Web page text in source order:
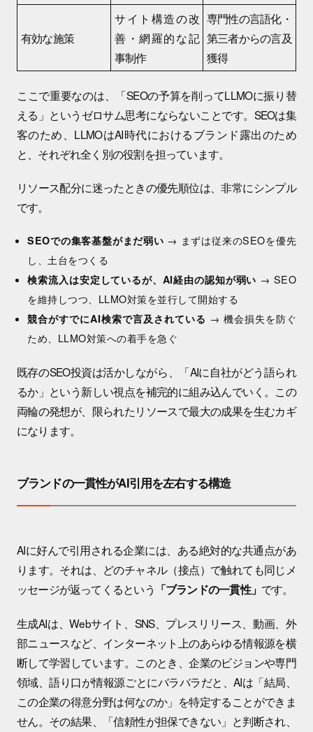
有効な施策
サイト構造の改
善・網羅的な記
事制作
専門性の言語化・
第三者からの言及
獲得
ここで重要なのは、「SEOの予算を削ってLLMOに振り替
える」というゼロサム思考にならないことです。SEOは集
客のため、LLMOはAI時代におけるブランド露出のため
と、それぞれ全く別の役割を担っています。
リソース配分に迷ったときの優先順位は、非常にシンプル
です。
SEOでの集客基盤がまだ弱い → まずは従来のSEOを優先
し、土台をつくる
検索流入は安定しているが、AI経由の認知が弱い → SEO
を維持しつつ、LLMO対策を並行して開始する
競合がすでにAI検索で言及されている → 機会損失を防ぐ
ため、LLMO対策への着手を急ぐ
既存のSEO投資は活かしながら、「AIに自社がどう語られ
るか」という新しい視点を補完的に組み込んでいく。この
両輪の発想が、限られたリソースで最大の成果を生むカギ
になります。
ブランドの一貫性がAI引用を左右する構造
AIに好んで引用される企業には、ある絶対的な共通点があ
ります。それは、どのチャネル（接点）で触れても同じメ
ッセージが返ってくるという 「ブランドの一貫性」 です。
生成AIは、Webサイト、SNS、プレスリリース、動画、外
部ニュースなど、インターネット上のあらゆる情報源を横
断して学習しています。このとき、企業のビジョンや専門
領域、語り口が情報源ごとにバラバラだと、AIは「結局、
この企業の得意分野は何なのか」を特定することができま
せん。その結果、「信頼性が担保できない」と判断され、